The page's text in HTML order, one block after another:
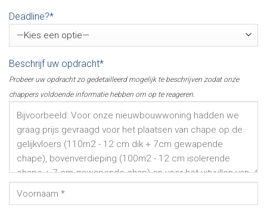
Deadline?*
Beschrijf uw opdracht*
Probeer uw opdracht zo gedetailleerd mogelijk te beschrijven zodat onze
chappers voldoende informatie hebben om op te reageren.